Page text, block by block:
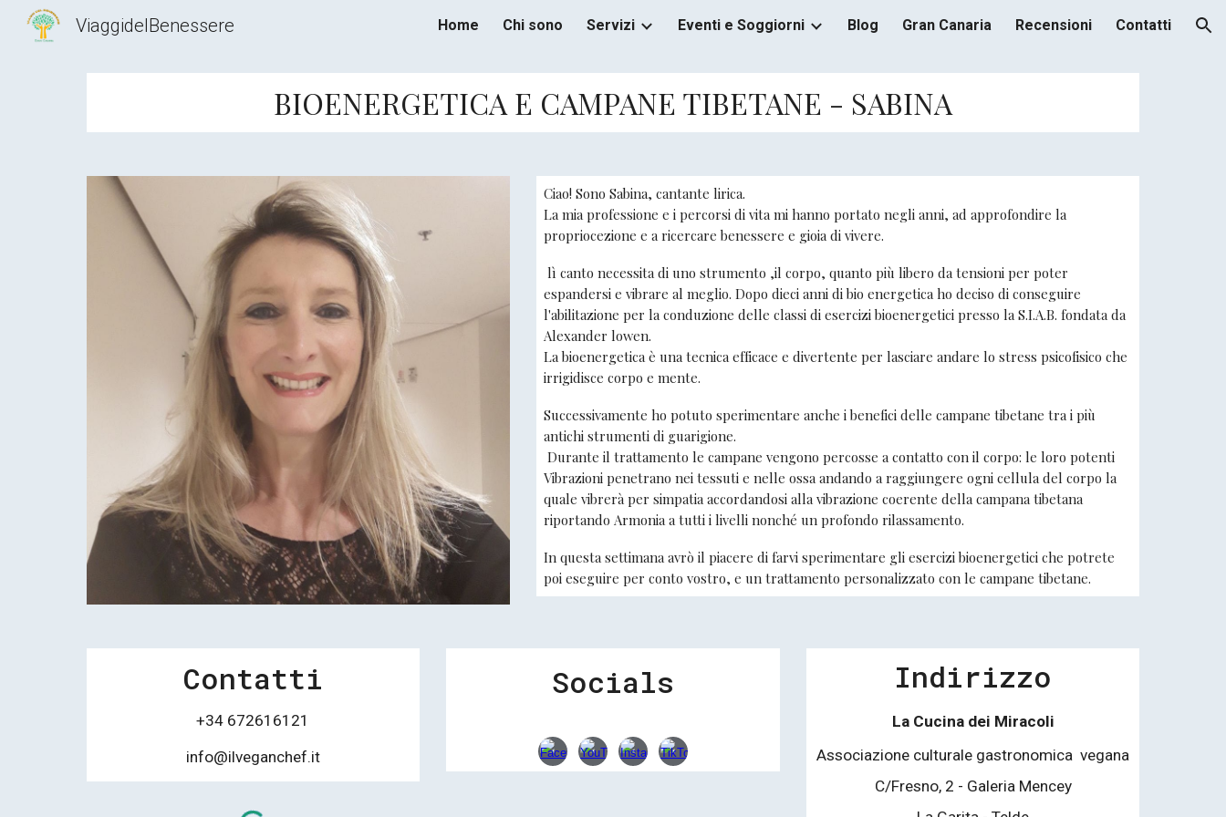
Skip to main content Skip to navigation
ViaggidelBenessere Home Chi sono Servizi Eventi e Soggiorni Blog Gran Canaria Recensioni Contatti
BIOENERGETICA E CAMPANE TIBETANE - SABINA
Ciao! Sono Sabina, cantante lirica.
La mia professione e i percorsi di vita mi hanno portato negli anni, ad approfondire la
propriocezione e a ricercare benessere e gioia di vivere.
lì canto necessita di uno strumento ,il corpo, quanto più libero da tensioni per poter
espandersi e vibrare al meglio. Dopo dieci anni di bio energetica ho deciso di conseguire
l'abilitazione per la conduzione delle classi di esercizi bioenergetici presso la S.I.A.B. fondata da
Alexander lowen.
La bioenergetica è una tecnica efficace e divertente per lasciare andare lo stress psicofisico che
irrigidisce corpo e mente.
Successivamente ho potuto sperimentare anche i benefici delle campane tibetane tra i più
antichi strumenti di guarigione.
Durante il trattamento le campane vengono percosse a contatto con il corpo: le loro potenti
Vibrazioni penetrano nei tessuti e nelle ossa andando a raggiungere ogni cellula del corpo la
quale vibrerà per simpatia accordandosi alla vibrazione coerente della campana tibetana
riportando Armonia a tutti i livelli nonché un profondo rilassamento.
In questa settimana avrò il piacere di farvi sperimentare gli esercizi bioenergetici che potrete
poi eseguire per conto vostro, e un trattamento personalizzato con le campane tibetane.
Contatti
+34 672616121
info@ilveganchef.it
Socials Indirizzo
La Cucina dei Miracoli
Associazione culturale gastronomica vegana
C/Fresno, 2 - Galeria Mencey